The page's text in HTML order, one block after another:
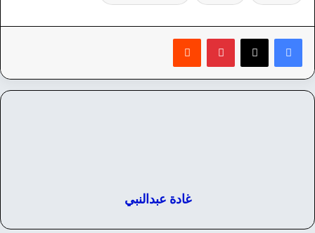
بينتيريست
غادة عبدالنبي